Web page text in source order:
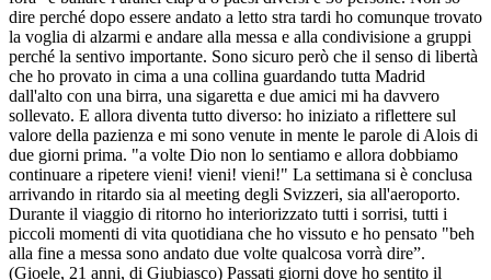
dire perché dopo essere andato a letto stra tardi ho comunque trovato
la voglia di alzarmi e andare alla messa e alla condivisione a gruppi
perché la sentivo importante. Sono sicuro però che il senso di libertà
che ho provato in cima a una collina guardando tutta Madrid
dall'alto con una birra, una sigaretta e due amici mi ha davvero
sollevato. E allora diventa tutto diverso: ho iniziato a riflettere sul
valore della pazienza e mi sono venute in mente le parole di Alois di
due giorni prima. "a volte Dio non lo sentiamo e allora dobbiamo
continuare a ripetere vieni! vieni! vieni!" La settimana si è conclusa
arrivando in ritardo sia al meeting degli Svizzeri, sia all'aeroporto.
Durante il viaggio di ritorno ho interiorizzato tutti i sorrisi, tutti i
piccoli momenti di vita quotidiana che ho vissuto e ho pensato "beh
alla fine a messa sono andato due volte qualcosa vorrà dire”.
(Gioele, 21 anni, di Giubiasco) Passati giorni dove ho sentito il